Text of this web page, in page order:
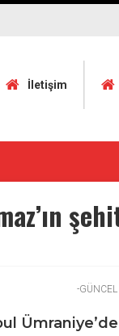
İletişim
-GÜNCEL